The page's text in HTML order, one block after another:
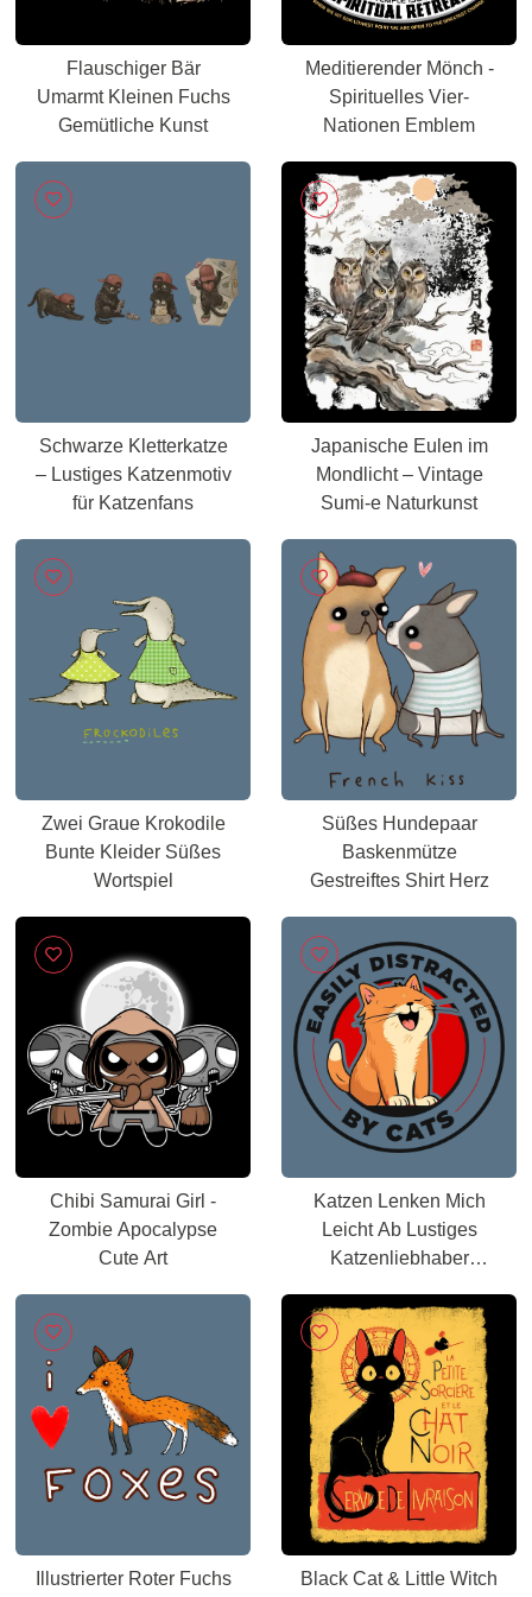
Flauschiger Bär
Umarmt Kleinen Fuchs
Gemütliche Kunst
Meditierender Mönch -
Spirituelles Vier-
Nationen Emblem
Schwarze Kletterkatze
– Lustiges Katzenmotiv
für Katzenfans
Japanische Eulen im
Mondlicht – Vintage
Sumi-e Naturkunst
Zwei Graue Krokodile
Bunte Kleider Süßes
Wortspiel
Süßes Hundepaar
Baskenmütze
Gestreiftes Shirt Herz
Chibi Samurai Girl -
Zombie Apocalypse
Cute Art
Katzen Lenken Mich
Leicht Ab Lustiges
Katzenliebhaber
Illustrierter Roter Fuchs
Black Cat & Little Witch